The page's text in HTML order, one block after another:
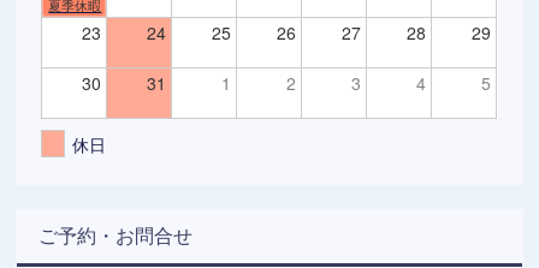
夏季休暇
23 24 25 26 27 28 29
30 31 1 2 3 4 5
休日
ご予約・お問合せ